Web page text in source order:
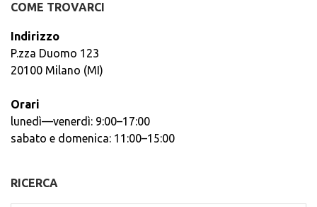
COME TROVARCI
Indirizzo
P.zza Duomo 123
20100 Milano (MI)
Orari
lunedì—venerdì: 9:00–17:00
sabato e domenica: 11:00–15:00
RICERCA